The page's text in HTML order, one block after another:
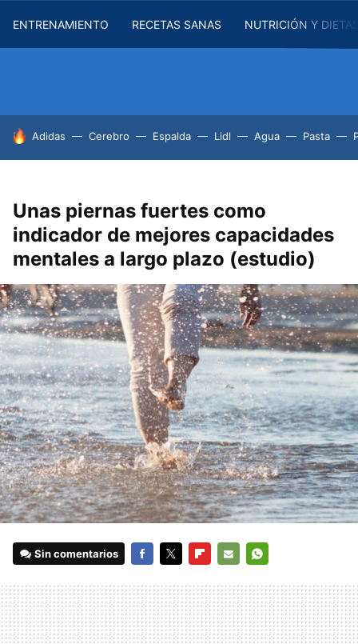
ENTRENAMIENTO RECETAS SANAS NUTRICIÓN Y
HOY SE HABLA DE
Adidas Cerebro Espalda Lidl Agua Pasta
Unas piernas fuertes como
indicador de mejores capacidades
mentales a largo plazo (estudio)
Sin comentarios
MAIL